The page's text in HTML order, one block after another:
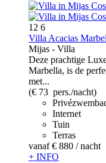
12 6
Villa Acacias
Mijas - Villa
Deze prachtige
Marbella, is de
met...
(€ 73 pers./nacht)
Internet
Tuin
Terras
vanaf € 880 / nacht
+ INFO